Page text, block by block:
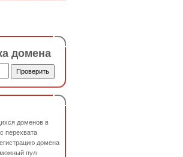
домена
доменов в
перехвата
домена
пул